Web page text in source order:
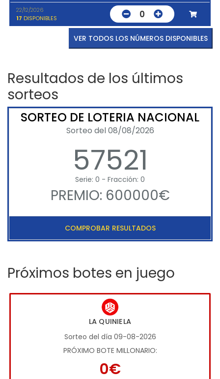
22/12/2026
17 DISPONIBLES 0
VER TODOS LOS NÚMEROS DISPONIBLES
Resultados de los últimos
sorteos
SORTEO DE LOTERIA NACIONAL
Sorteo del 08/08/2026
57521
Serie: 0 - Fracción: 0
PREMIO: 600000€
COMPROBAR RESULTADOS
Próximos botes en juego
LA QUINIELA
Sorteo del día 09-08-2026
PRÓXIMO BOTE MILLONARIO:
0€